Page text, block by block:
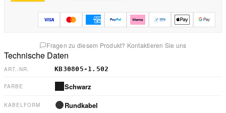
Fragen zu diesem Produkt? Kontaktieren Sie uns
Technische Daten
ART.-NR. KB30805-1.502
FARBE Schwarz
KABELFORM Rundkabel